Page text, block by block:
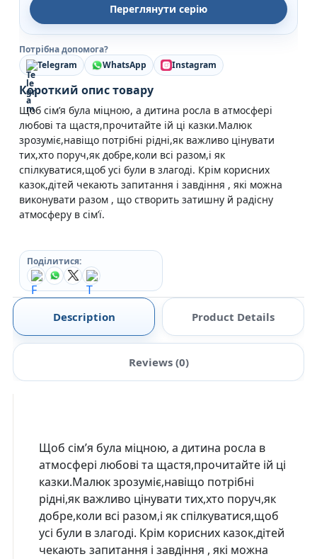
Переглянути серію
Потрібна допомога?
Telegram
WhatsApp Instagram
Короткий опис товару
Щоб сім’я була міцною, а дитина росла в атмосфері
любові та щастя,прочитайте ій ці казки.Малюк
зрозуміє,навіщо потрібні рідні,як важливо цінувати
тих,хто поруч,як добре,коли всі разом,і як
спілкуватися,щоб усі були в злагоді. Крім корисних
казок,дітей чекають запитання і завдіння , які можна
виконувати разом , що створить затишну й радісну
атмосферу в сім’ї.
Поділитися:
Description Product Details
Reviews (0)
Щоб сім’я була міцною, а дитина росла в
атмосфері любові та щастя,прочитайте ій ці
казки.Малюк зрозуміє,навіщо потрібні
рідні,як важливо цінувати тих,хто поруч,як
добре,коли всі разом,і як спілкуватися,щоб
усі були в злагоді. Крім корисних казок,дітей
чекають запитання і завдіння , які можна